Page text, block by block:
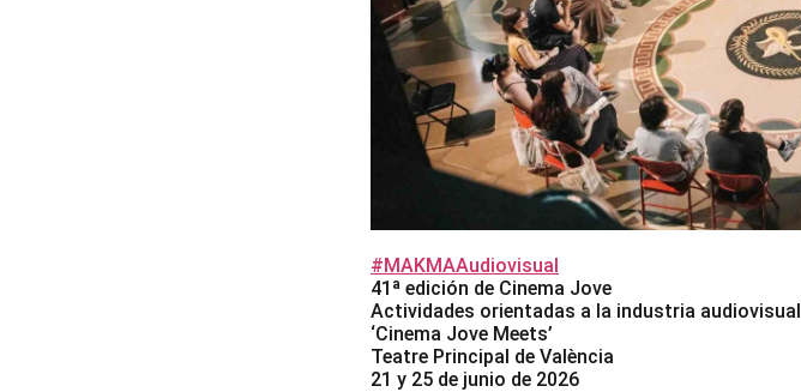
#MAKMAAudiovisual
41ª edición de Cinema Jove
Actividades orientadas a la industria audiovisual
‘Cinema Jove Meets’
Teatre Principal de València
21 y 25 de junio de 2026